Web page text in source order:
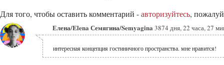
Для того, чтобы оставить комментарий - авторизуйтесь,
Елена/Elena Семягина/Semyagina 3874 дня, 22 часа, 27
интересная концепция гостиничного пространства. мне нравится!